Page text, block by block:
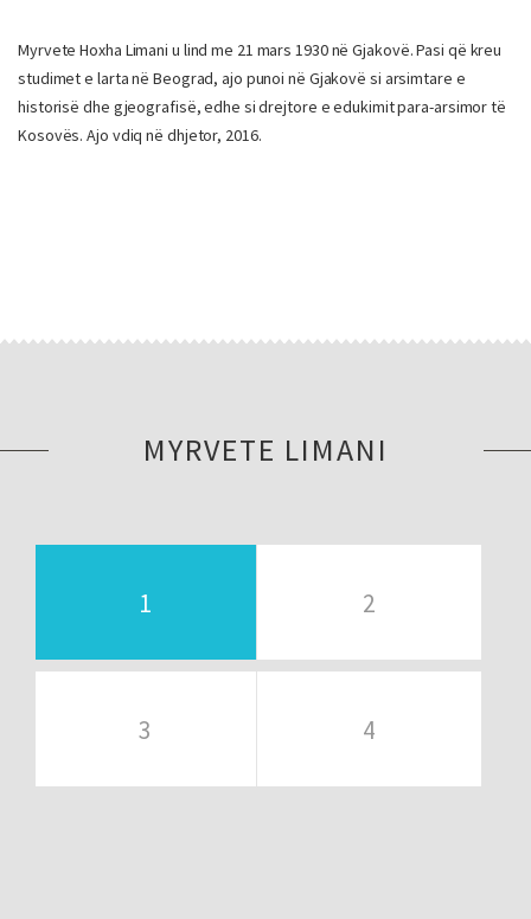
Myrvete Hoxha Limani u lind me 21 mars 1930 në Gjakovë. Pasi që kreu
studimet e larta në Beograd, ajo punoi në Gjakovë si arsimtare e
historisë dhe gjeografisë, edhe si drejtore e edukimit para-arsimor të
Kosovës. Ajo vdiq në dhjetor, 2016.
MYRVETE LIMANI
1 2
3 4